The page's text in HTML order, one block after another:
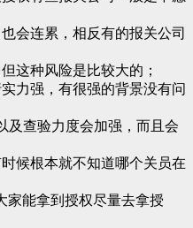
会连累，相反有的报关公司
这种风险是比较大的；
力强，有很强的背景没有问
及查验力度会加强，而且会
候根本就不知道哪个关员在
家能拿到授权尽量去拿授